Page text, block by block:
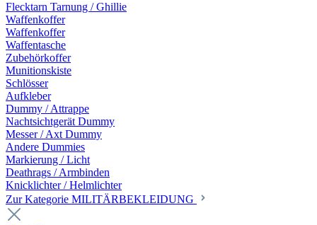
Flecktarn Tarnung / Ghillie
Waffenkoffer
Waffenkoffer
Waffentasche
Zubehörkoffer
Munitionskiste
Schlösser
Aufkleber
Dummy / Attrappe
Nachtsichtgerät Dummy
Messer / Axt Dummy
Andere Dummies
Markierung / Licht
Deathrags / Armbinden
Knicklichter / Helmlichter
Zur Kategorie MILITÄRBEKLEIDUNG